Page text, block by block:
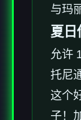
与玛
夏日
允许
托尼
这个
子！